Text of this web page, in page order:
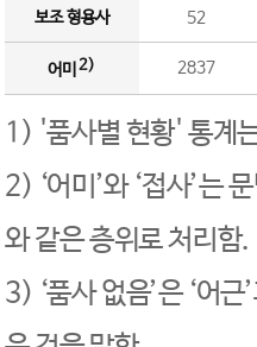
보조 형용사 52
어미 2) 2837
1) '품사별 현황' 통계
2) ‘어미’와 ‘접사’는
와 같은 층위로 처리함.
3) ‘품사 없음’은 ‘어